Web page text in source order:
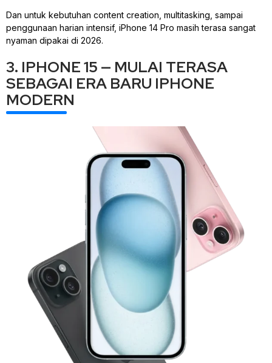
Dan untuk kebutuhan content creation, multitasking, sampai
penggunaan harian intensif, iPhone 14 Pro masih terasa sangat
nyaman dipakai di 2026.
3. IPHONE 15 — MULAI TERASA
SEBAGAI ERA BARU IPHONE
MODERN